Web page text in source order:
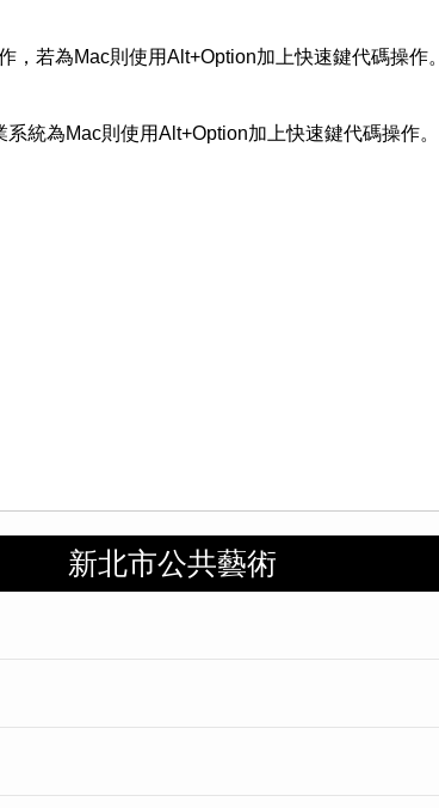
若為Mac則使用Alt+Option加上快速鍵代碼操作。
統為Mac則使用Alt+Option加上快速鍵代碼操作。
新北市公共藝術